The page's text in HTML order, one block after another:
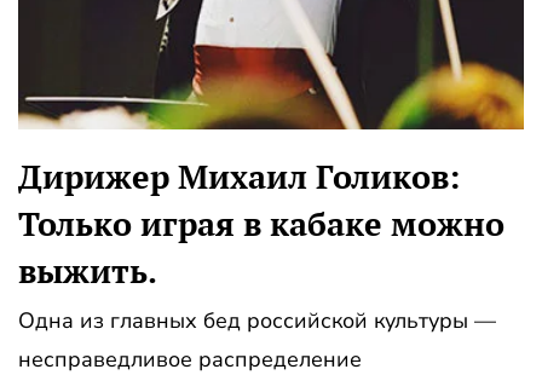
Дирижер Михаил Голиков:
Только играя в кабаке можно
выжить.
Одна из главных бед российской культуры —
несправедливое распределение